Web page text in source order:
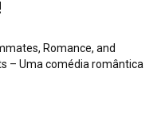
Romance, and
– Uma comédia romântica